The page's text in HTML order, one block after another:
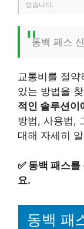
받습니다.
동백 패스
교통비를 절
있는 방법을
적인 솔루션이
방법, 사용법,
대해 자세히
✅ 동백 패스를
요.
동백 패